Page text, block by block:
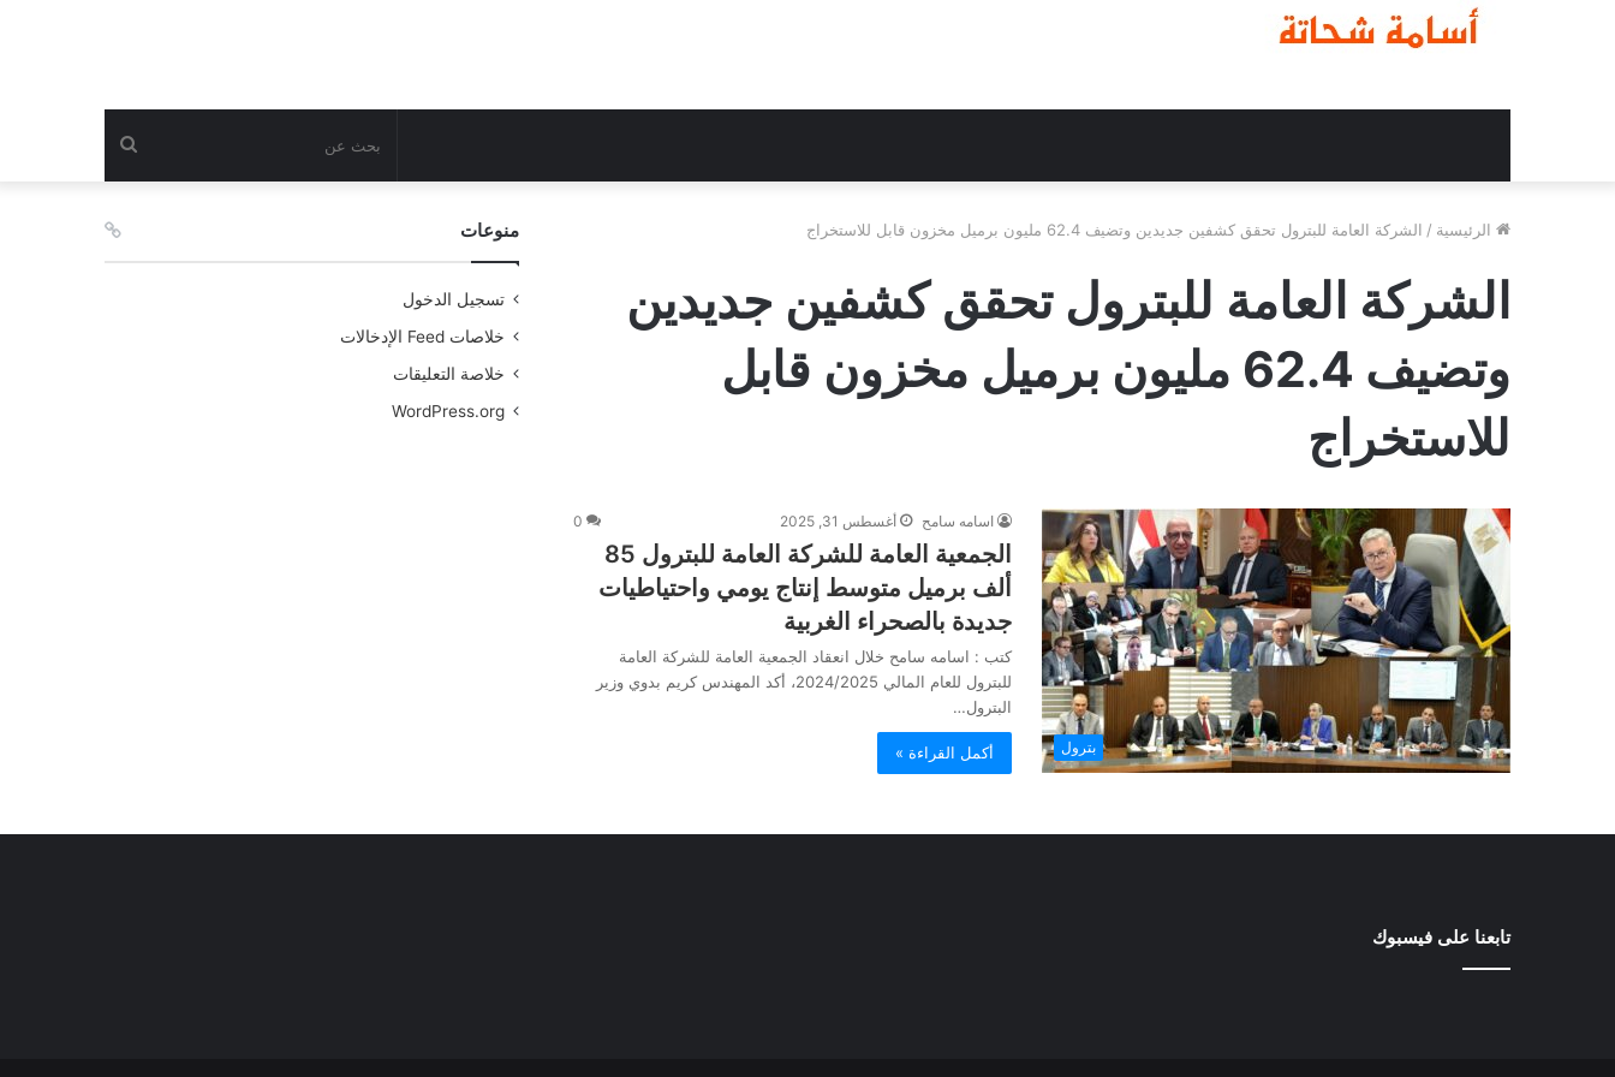
بحث
عن
الرئيسية / الشركة العامة للبترول تحقق كشفين جديدين وتضيف 62.4 مليون برميل مخزون قابل للاستخراج
الشركة العامة للبترول تحقق كشفين جديدين
وتضيف 62.4 مليون برميل مخزون قابل
للاستخراج
بترول
اسامه سامح أغسطس 31, 2025 0
الجمعية العامة للشركة العامة للبترول 85
ألف برميل متوسط إنتاج يومي واحتياطيات
جديدة بالصحراء الغربية
كتب : اسامه سامح خلال انعقاد الجمعية العامة للشركة العامة
للبترول للعام المالي 2024/2025، أكد المهندس كريم بدوي وزير
البترول…
أكمل القراءة »
منوعات
تسجيل الدخول
خلاصات Feed الإدخالات
خلاصة التعليقات
WordPress.org
تابعنا على فيسبوك